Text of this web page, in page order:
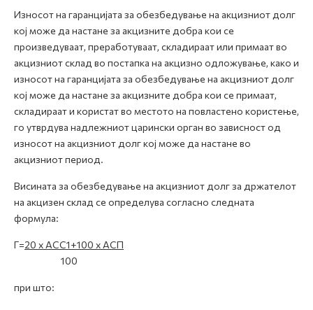
Износот на гаранцијата за обезбедување на акцизниот долг
кој може да настане за акцизните добра кои се
произведуваат, преработуваат, складираат или примаат во
акцизниот склад во постапка на акцизно одложување, како и
износот на гаранцијата за обезбедување на акцизниот долг
кој може да настане за акцизните добра кои се примаат,
складираат и користат во местото на повластено користење,
го утврдува надлежниот царински орган во зависност од
износот на акцизниот долг кој може да настане во
акцизниот период.
Висината за обезбедување на акцизниот долг за држателот
на акцизен склад се определува согласно следната
формула:
Г=20 x ACC1+100 x АСП
100
при што: